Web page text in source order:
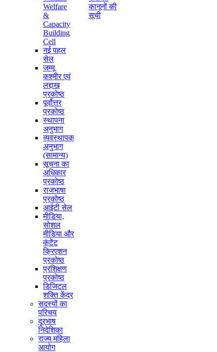
Welfare
&
Capacity
Building
Cell
नई पहल
सेल
जम्मू
कश्मीर एवं
लद्दाख
प्रकोष्ठ
पूर्वोत्तर
प्रकोष्ठ
स्थापना
अनुभाग
व्यवस्थापक
अनुभाग
(सामान्य)
सूचना का
अधिकार
प्रकोष्ठ
राजभाषा
प्रकोष्ठ
आईटी सेल
मीडिया,
सोशल
मीडिया और
कंटेंट
क्रिएशन
प्रकोष्ठ
प्रशिक्षण
प्रकोष्ठ
डिजिटल
शक्ति केंद्र
सदस्यों का
परिचय
दूरभाष
निदेशिका
राज्य महिला
आयोग
कानूनों की
सूची